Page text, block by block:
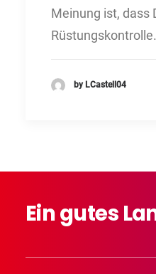
Meinung ist, dass
by LCastell04
Eingutes